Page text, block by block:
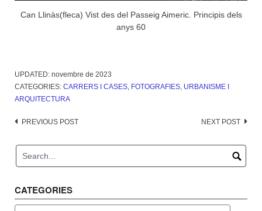
Can Llinàs(fleca) Vist des del Passeig Aimeric. Principis dels
anys 60
UPDATED: novembre de 2023
CATEGORIES: CARRERS I CASES FOTOGRAFIES URBANISME I
ARQUITECTURA
Post
PREVIOUS POST NEXT POST
CATEGORIES